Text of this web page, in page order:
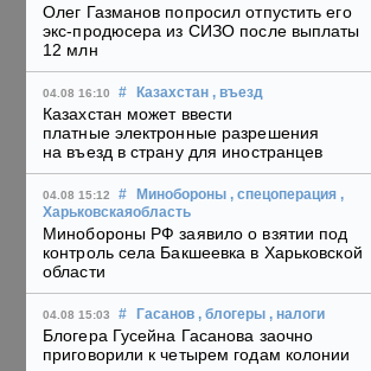
Олег Газманов попросил отпустить его
экс-продюсера из СИЗО после выплаты
12 млн
04.08 16:10 # Казахстан , въезд
Казахстан может ввести
платные электронные разрешения
на въезд в страну для иностранцев
04.08 15:12 # Минобороны , спецоперация ,
Харьковскаяобласть
Минобороны РФ заявило о взятии под
контроль села Бакшеевка в Харьковской
области
04.08 15:03 # Гасанов , блогеры , налоги
Блогера Гусейна Гасанова заочно
приговорили к четырем годам колонии